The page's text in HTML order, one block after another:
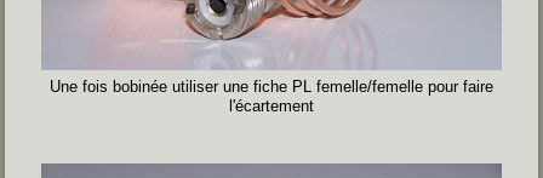
Une fois bobinée utiliser une fiche PL femelle/femelle pour faire
l'écartement